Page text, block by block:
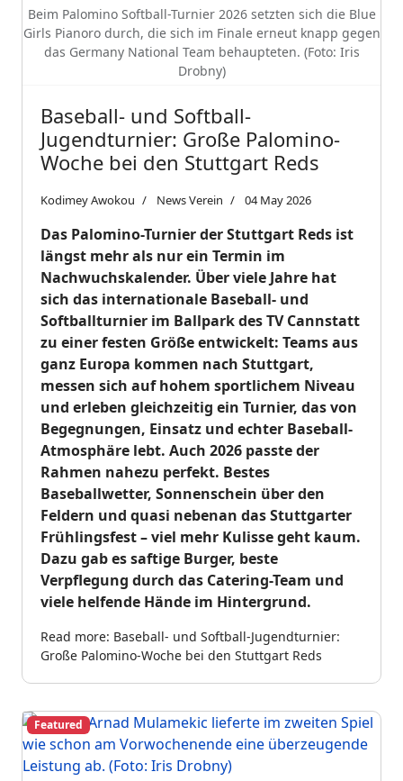
Beim Palomino Softball-Turnier 2026 setzten sich die Blue
Girls Pianoro durch, die sich im Finale erneut knapp gegen
das Germany National Team behaupteten. (Foto: Iris
Drobny)
Baseball- und Softball-
Jugendturnier: Große Palomino-
Woche bei den Stuttgart Reds
Kodimey Awokou News Verein 04 May 2026
Das Palomino-Turnier der Stuttgart Reds ist
längst mehr als nur ein Termin im
Nachwuchskalender. Über viele Jahre hat
sich das internationale Baseball- und
Softballturnier im Ballpark des TV Cannstatt
zu einer festen Größe entwickelt: Teams aus
ganz Europa kommen nach Stuttgart,
messen sich auf hohem sportlichem Niveau
und erleben gleichzeitig ein Turnier, das von
Begegnungen, Einsatz und echter Baseball-
Atmosphäre lebt. Auch 2026 passte der
Rahmen nahezu perfekt. Bestes
Baseballwetter, Sonnenschein über den
Feldern und quasi nebenan das Stuttgarter
Frühlingsfest – viel mehr Kulisse geht kaum.
Dazu gab es saftige Burger, beste
Verpflegung durch das Catering-Team und
viele helfende Hände im Hintergrund.
Read more: Baseball- und Softball-Jugendturnier:
Große Palomino-Woche bei den Stuttgart Reds
Featured